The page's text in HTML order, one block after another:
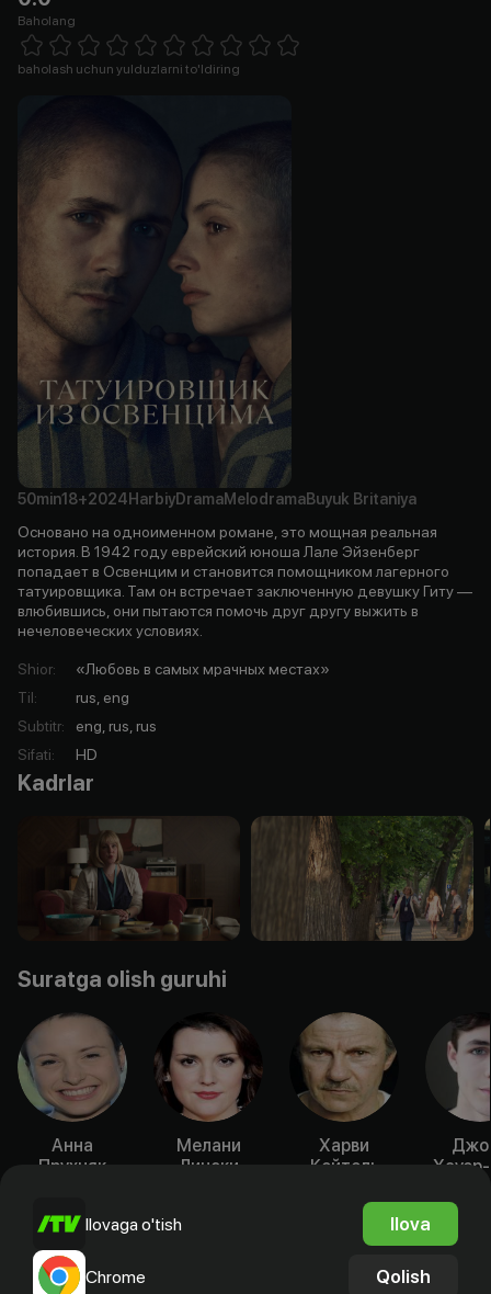
Baholang
1 Star 2 Stars 3 Stars 4 Stars5 Stars 6 Stars7 Stars8 Stars
baholash uchun yulduzlarni to'ldiring
50min18+2024 HarbiyDramaMelodramaBuyuk Britaniya
Основано на одноименном романе, это мощная реальная
история. В 1942 году еврейский юноша Лале Эйзенберг
попадает в Освенцим и становится помощником лагерного
татуировщика. Там он встречает заключенную девушку Гиту —
влюбившись, они пытаются помочь друг другу выжить в
нечеловеческих условиях.
Shior:
«Любовь в самых мрачных местах»
Til:
rus, eng
Subtitr:
eng, rus, rus
Sifati: HD
Kadrlar
Suratga olish guruhi
Анна
Прухняк
Мелани
Лински
Харви
Кейтель
Ilovaga o'tish Ilova
Chrome Qolish